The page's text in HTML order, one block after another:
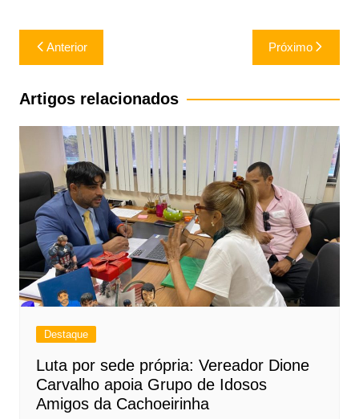
Navegação
de
Post
Anterior Próximo
Artigos relacionados
Destaque
Luta por sede própria: Vereador Dione
Carvalho apoia Grupo de Idosos
Amigos da Cachoeirinha